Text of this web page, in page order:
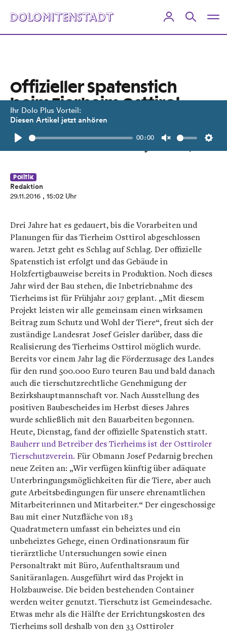
Ihr Dolo Plus Vorteil:
Diesen Artikel jetzt anhören
Play
00:00
Unmute
Offizieller Spatenstich
beim Tierheim Osttirol
Noch heuer soll der Bau stehen.
Inbetriebnahme im Frühjahr 2017.
Politik
Redaktion
29.11.2016 , 15:02 Uhr
Drei Jahre hat es gedauert, bis die Vorarbeiten und
Planungen für das Tierheim Osttirol abgeschlossen
waren. Jetzt geht es Schlag auf Schlag. Der offizielle
Spatenstich ist erfolgt und das Gebäude in
Holzfertigbauweise bereits in Produktion. Noch dieses
Jahr wird der Bau stehen, die Inbetriebnahme des
Tierheims ist für Frühjahr 2017 geplant. „Mit diesem
Projekt leisten wir alle gemeinsam einen wirksamen
Beitrag zum Schutz und Wohl der Tiere“, freut sich der
zuständige Landesrat Josef Geisler darüber, dass die
Realisierung des Tierheims Osttirol möglich wurde.
Bereits vor einem Jahr lag die Förderzusage des Landes
für den rund 500.000 Euro teuren Bau und bald danach
auch die tierschutzrechtliche Genehmigung der
Bezirkshauptmannschaft vor. Nach Ausstellung des
positiven Baubescheides im Herbst dieses Jahres
wurde schließlich mit den Bauarbeiten begonnen.
Heute, Dienstag, fand der offizielle Spatenstich statt.
Bauherr und Betreiber des Tierheims ist der Osttiroler
Tierschutzverein. Für Obmann Josef Pedarnig brechen
neue Zeiten an: „Wir verfügen künftig über adäquate
Unterbringungsmöglichkeiten für die Tiere, aber auch
gute Arbeitsbedingungen für unsere ehrenamtlichen
Mitarbeiterinnen und Mitarbeiter.“ Der eingeschossige
Bau mit einer Nutzfläche von 183
Quadratmetern umfasst ein beheiztes und ein
unbeheiztes Gehege, einen Ordinationsraum für
tierärztliche Untersuchungen sowie einen
Personaltrakt mit Büro, Aufenthaltsraum und
Sanitäranlagen. Ausgeführt wird das Projekt in
Holzbauweise. Die beiden bestehenden Container
werden weiter genutzt. Tierschutz ist Gemeindesache.
Etwas mehr als die Hälfte der Errichtungskosten des
Tierheims soll deshalb von den 33 Osttiroler